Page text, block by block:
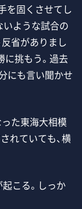
を固くさせてし
いような試合の
省がありまし
に挑もう。過去
にも言い聞かせ
た東海大相模
れていても、横
起こる。しっか